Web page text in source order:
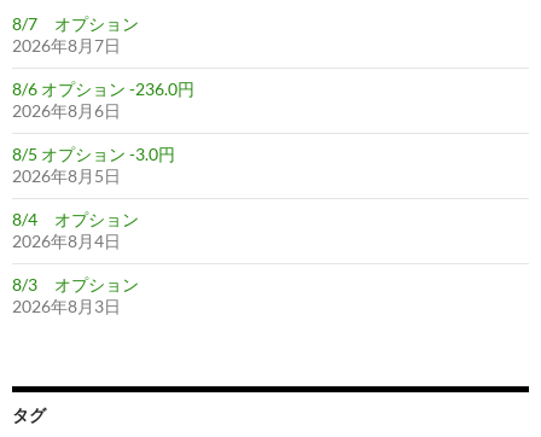
8/7 オプション
2026年8月7日
8/6 オプション -236.0円
2026年8月6日
8/5 オプション -3.0円
2026年8月5日
8/4 オプション
2026年8月4日
8/3 オプション
2026年8月3日
タグ